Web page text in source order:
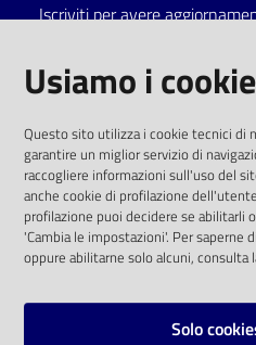
Catalogo
on line
Eventi
Chiedi al
bibliotecario
Iscriviti per avere
solo alle condizioni previste
comunitaria 2003/98/CE e
SOCIAL
Instagram
Usiamo i
Questo sito utilizza i cookie tecnici di
garantire un miglior servizio di
raccogliere informazioni sull'uso del
anche cookie di profilazione
profilazione puoi decidere se abilitarli
'Cambia le impostazioni'. Per saperne
oppure abilitarne solo alcuni, consulta
Solo